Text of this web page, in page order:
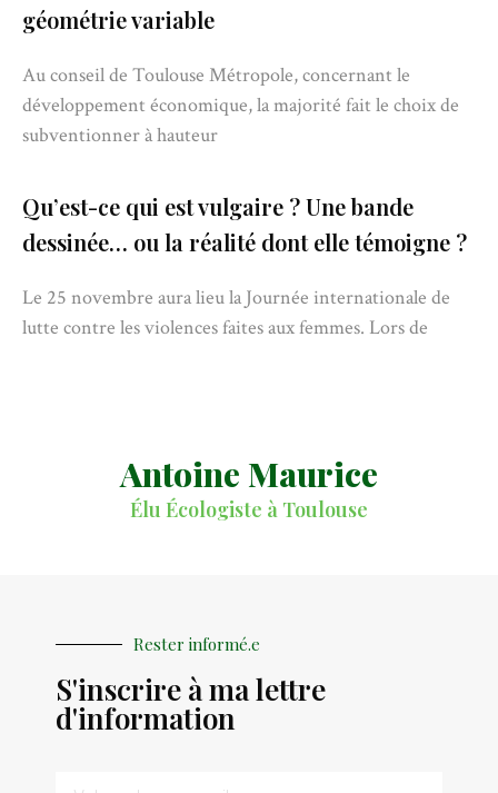
géométrie variable
Au conseil de Toulouse Métropole, concernant le
développement économique, la majorité fait le choix de
subventionner à hauteur
Qu’est-ce qui est vulgaire ? Une bande
dessinée… ou la réalité dont elle témoigne ?
Le 25 novembre aura lieu la Journée internationale de
lutte contre les violences faites aux femmes. Lors de
Antoine Maurice
Élu Écologiste à Toulouse
Rester informé.e
S'inscrire à ma lettre
d'information